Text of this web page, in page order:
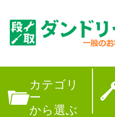
カテゴリ
ー
から選ぶ